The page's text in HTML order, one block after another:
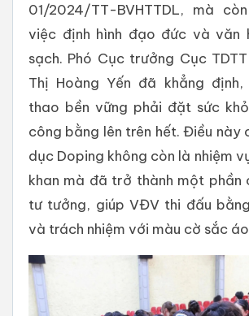
01/2024/TT-BVHTTDL, mà
việc định hình đạo đức và văn
sạch. Phó Cục trưởng Cục
Thị Hoàng Yến đã khẳng
thao bền vững phải đặt sức
công bằng lên trên hết. Điều này
dục Doping không còn là nhiệm
khan mà đã trở thành một
tư tưởng, giúp VĐV thi đấu
và trách nhiệm với màu cờ sắc